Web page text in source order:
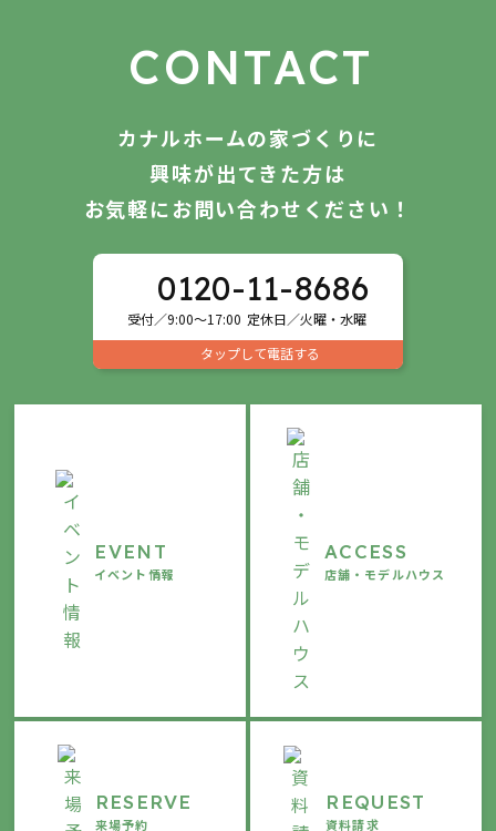
CONTACT
カナルホームの家づくりに
興味が出てきた方は
お気軽にお問い合わせください！
0120-11-8686
受付／9:00～17:00 定休日／火曜・水曜
タップして電話する
EVENT
イベント情報
ACCESS
店舗・モデルハウス
RESERVE
来場予約
REQUEST
資料請求